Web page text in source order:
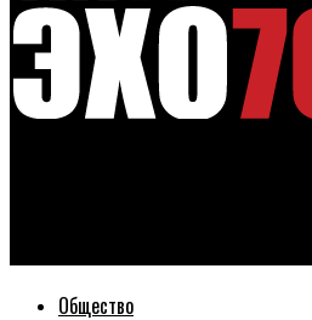
Общество